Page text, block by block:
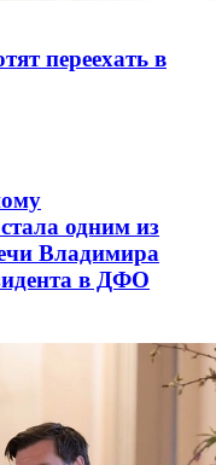
переехать в
одним из
Владимира
в ДФО